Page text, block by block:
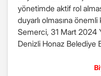
yönetimde aktif rol
duyarlı olmasına önemli
Semerci, 31 Mart 2024
Denizli Honaz Belediye